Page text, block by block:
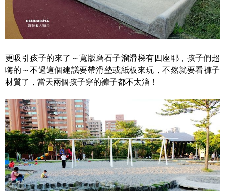
更吸引孩子的來了～寬版磨石子溜滑梯有四座耶，孩子們超
嗨的～不過這個建議要帶滑墊或紙板來玩，不然就要看褲子
材質了，當天兩個孩子穿的褲子都不太溜！